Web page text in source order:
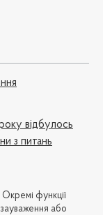
відбулось
з питань
функції
або